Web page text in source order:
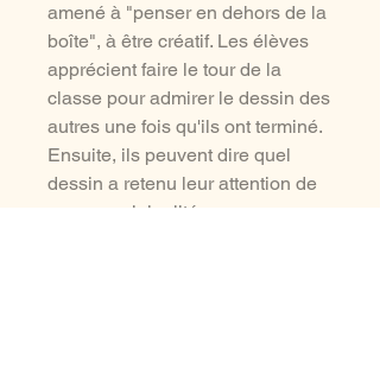
amené à "penser en dehors de la
boîte", à être créatif. Les élèves
apprécient faire le tour de la
classe pour admirer le dessin des
autres une fois qu'ils ont terminé.
Ensuite, ils peuvent dire quel
dessin a retenu leur attention de
par son originalité.